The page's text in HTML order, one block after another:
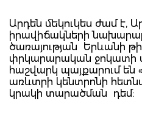
Արդեն մեկուկես ժամ է,
իրավիճակների
ծառայության Երևանի
փրկարարական ջոկատի
հաշվարկ պայքարում են
առևտրի կենտրոնի
կրակի տարածման դեմ: